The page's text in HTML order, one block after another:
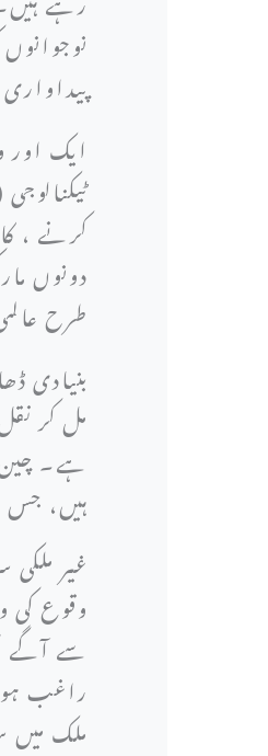
ایک اور
کرنے ،
دونوں
طرح
بنیادی
مل کر
ہے۔
ہیں، جس
غیر
وقوع کی
سے آگے
راغب ہو
ملک میں